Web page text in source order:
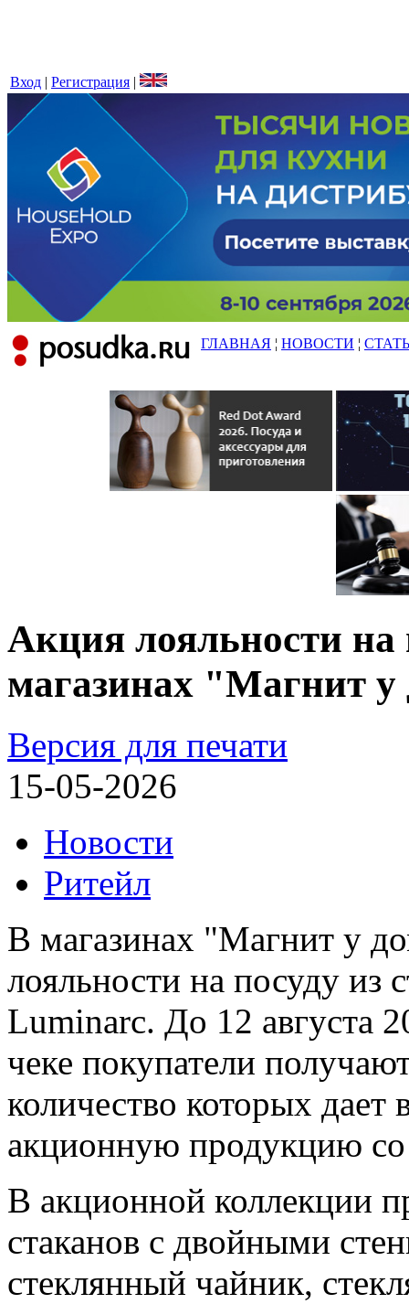
Вход | Регистрация |
ГЛАВНАЯ ¦ НОВОСТИ ¦
Акция лояльности на
магазинах "Магнит
Версия для печати
15-05-2026
Новости
Ритейл
В магазинах "Магнит у
лояльности на посуду из
Luminarc. До 12 августа
чеке покупатели
количество которых
акционную продукцию
В акционной коллекции
стаканов с двойными
стеклянный чайник,